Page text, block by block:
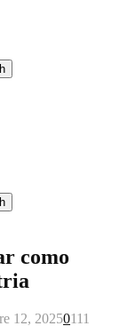
como
12, 20250111